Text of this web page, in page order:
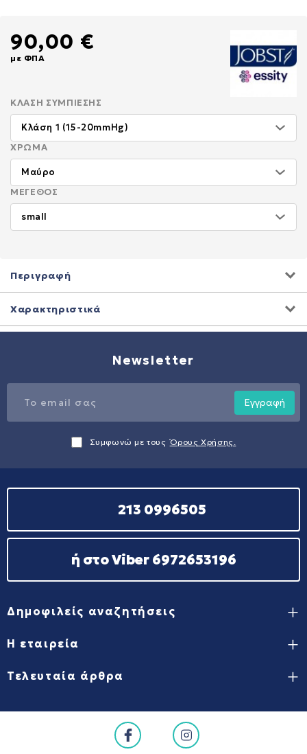
90,00 €
με ΦΠΑ
ΚΛΆΣΗ ΣΥΜΠΊΕΣΗΣ
ΧΡΏΜΑ
ΜΈΓΕΘΟΣ
Περιγραφή
Χαρακτηριστικά
Newsletter
Εγγραφή
Συμφωνώ με τους Όρους Χρήσης.
213 0996505
ή στο Viber 6972653196
Δημοφιλείς αναζητήσεις
Η εταιρεία
Τελευταία άρθρα